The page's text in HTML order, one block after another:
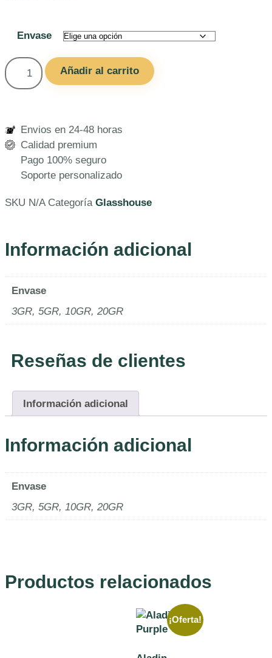
Envase
Añadir al carrito
Envios en 24-48 horas
Calidad premium
Pago 100% seguro
Soporte personalizado
SKU N/A Categoría Glasshouse
Información adicional
Envase
3GR, 5GR, 10GR, 20GR
Reseñas de clientes
Información adicional
Información adicional
Envase
3GR, 5GR, 10GR, 20GR
Productos relacionados
¡Oferta!